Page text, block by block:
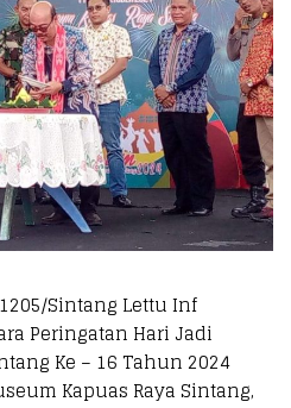
Sintang Lettu Inf
Peringatan Hari Jadi
Ke – 16 Tahun 2024
Kapuas Raya Sintang,